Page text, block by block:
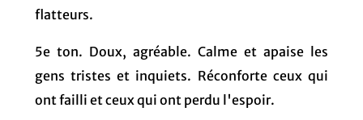
flatteurs.
5e ton. Doux, agréable. Calme et apaise les
gens tristes et inquiets. Réconforte ceux qui
ont failli et ceux qui ont perdu l'espoir.